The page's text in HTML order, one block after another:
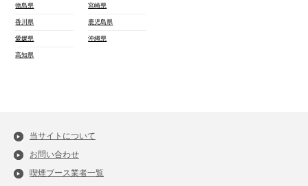
徳島県
香川県
愛媛県
高知県
宮崎県
鹿児島県
沖縄県
当サイトについて
お問い合わせ
喫煙ブース業者一覧